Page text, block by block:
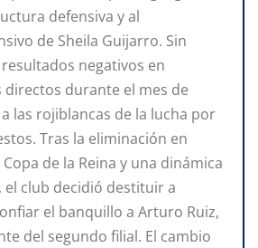
defensiva y al
de Sheila Guijarro. Sin
negativos en
durante el mes de
las rojiblancas de la lucha por
Tras la eliminación en
de la Reina y una dinámica
el club decidió destituir a
el banquillo a Arturo Ruiz,
del segundo filial. El cambio